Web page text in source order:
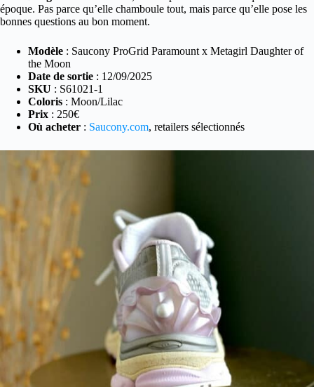
époque. Pas parce qu’elle chamboule tout, mais parce qu’elle pose les
bonnes questions au bon moment.
Modèle : Saucony ProGrid Paramount x Metagirl Daughter of
the Moon
Date de sortie : 12/09/2025
SKU : S61021-1
Coloris : Moon/Lilac
Prix : 250€
Où acheter : Saucony.com, retailers sélectionnés